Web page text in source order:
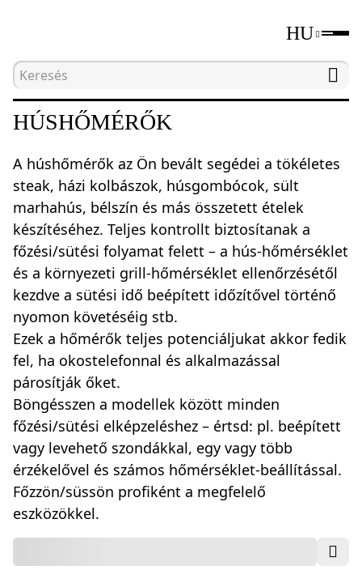
HU
Kezdőlap
HÚSHŐMÉRŐK
A húshőmérők az Ön bevált segédei a tökéletes
steak, házi kolbászok, húsgombócok, sült
marhahús, bélszín és más összetett ételek
készítéséhez. Teljes kontrollt biztosítanak a
főzési/sütési folyamat felett – a hús-hőmérséklet
és a környezeti grill-hőmérséklet ellenőrzésétől
kezdve a sütési idő beépített időzítővel történő
nyomon követéséig stb.
Ezek a hőmérők teljes potenciáljukat akkor fedik
fel, ha okostelefonnal és alkalmazással
párosítják őket.
Böngésszen a modellek között minden
főzési/sütési elképzeléshez – értsd: pl. beépített
vagy levehető szondákkal, egy vagy több
érzékelővel és számos hőmérséklet-beállítással.
Főzzön/süssön profiként a megfelelő
eszközökkel.